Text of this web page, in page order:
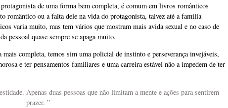
de uma forma bem completa, é comum em livros românticos
romântico ou a falta dele na vida do protagonista, talvez até a família
varia muito, mas tem vários que mostram mais avida sexual e no caso de
pessoal quase sempre se apaga muito.
completa, temos sim uma policial de instinto e perseverança invejáveis,
e ter pensamentos familiares e uma carreira estável não a impedem de ter
Apenas duas pessoas que não limitam a mente e ações para sentirem
prazer. ”